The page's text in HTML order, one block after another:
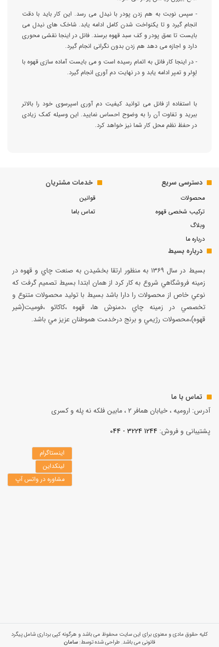
- سپس نوبت به هم زدن پودر با نیدل می رسد. این کار باید با دقت
انجام گیرد و تا یکنواخت شدن کامل ادامه یابد. شاخک های نیدل می
بایست تا عمق پودر و کف سبد قهوه برسند. فانل در اینجا نقشی محوری
دارد و اجازه می دهد هم زدن بدون نگرانی انجام گیرد.
- در اینجا کار فانل به اتمام رسیده است و می بایست آماده سازی قهوه با
لِوِلر و تمپر ادامه یابد و در نهایت دم آوری انجام گیرد.
با استفاده از فانل می توانید کیفیت دم آوری اسپرسوی خود را بالاتر
ببرید و تفاوت آن را به وضوح احساس نمایید. این وسیله کمک زیادی
در حفظ نظم محل کار شما نیز خواهد کرد.
دسترسی سریع
محصولات
ترکیب شخصی قهوه
وبلاگ
درباره ما
خدمات مشتریان
قوانین
تماس باما
درباره بسیط
بسيط در سال ۱۳۶۹ به منظور ارتقا بخشيدن به صنعت چاي و قهوه در
زمينه فروشگاهي شروع به كار كرد از همان ابتدا بسيط تصميم گرفت كه
نوعي خاص از محصولات را دارا باشد بسيط با توليد محصولات متنوع و
تخصصي در زمينه چاي ،دمنوش ها، قهوه ،كاكائو ،فوميت(شير
قهوه)،محصولات رژيمي و برنج درخدمت هموطنان عزيز مي باشد.
تماس با ما
آدرس: ارومیه ، خیابان همافر 2 ، مابين فلكه نه پله و کسری
پشتیبانی و فروش: 1244 3224 - 044
اینستاگرام
لینکداین
مشاوره در واتس آپ
کلیه حقوق مادی و معنوی برای این سایت محفوظ می باشد و هرگونه کپی برداری شامل پیگرد
قانونی می باشد. طراحی شده توسط:سامان